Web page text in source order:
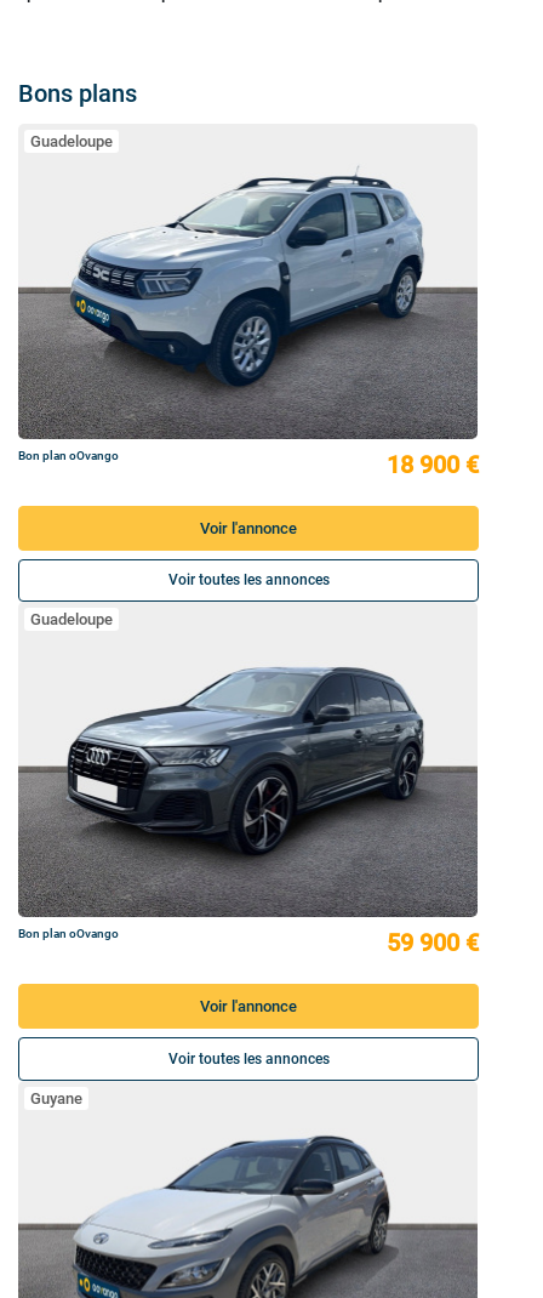
Bons plans
Guadeloupe
Bon plan oOvango 18 900 €
Voir l'annonce
Voir toutes les annonces
Guadeloupe
Bon plan oOvango 59 900 €
Voir l'annonce
Voir toutes les annonces
Guyane